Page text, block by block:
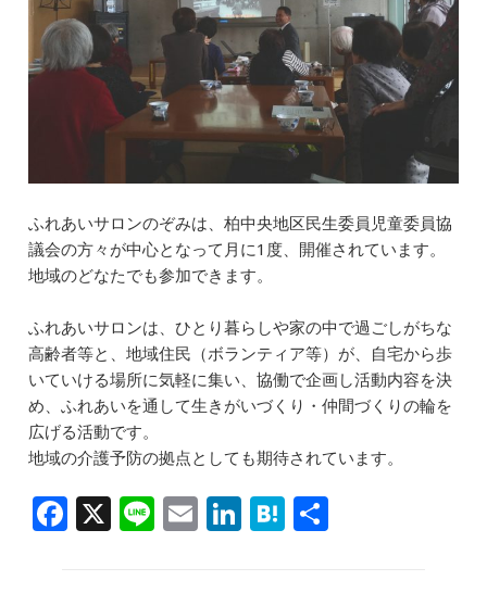
ふれあいサロンのぞみは、柏中央地区民生委員児童委員協
議会の方々が中心となって月に1度、開催されています。
地域のどなたでも参加できます。
ふれあいサロンは、ひとり暮らしや家の中で過ごしがちな
高齢者等と、地域住民（ボランティア等）が、自宅から歩
いていける場所に気軽に集い、協働で企画し活動内容を決
め、ふれあいを通して生きがいづくり・仲間づくりの輪を
広げる活動です。
地域の介護予防の拠点としても期待されています。
F X Li E Li H